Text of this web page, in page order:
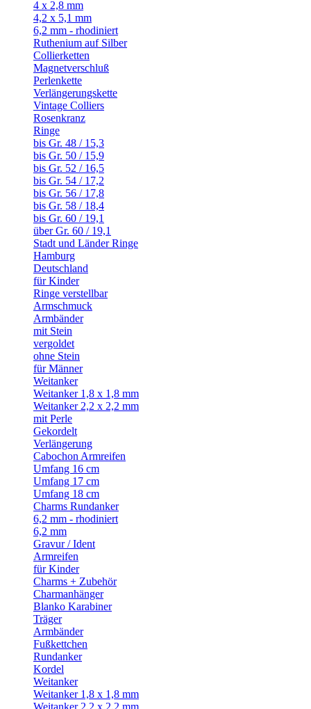
4 x 2,8 mm
4,2 x 5,1 mm
6,2 mm - rhodiniert
Ruthenium auf Silber
Collierketten
Magnetverschluß
Perlenkette
Verlängerungskette
Vintage Colliers
Rosenkranz
Ringe
bis Gr. 48 / 15,3
bis Gr. 50 / 15,9
bis Gr. 52 / 16,5
bis Gr. 54 / 17,2
bis Gr. 56 / 17,8
bis Gr. 58 / 18,4
bis Gr. 60 / 19,1
über Gr. 60 / 19,1
Stadt und Länder Ringe
Hamburg
Deutschland
für Kinder
Ringe verstellbar
Armschmuck
Armbänder
mit Stein
vergoldet
ohne Stein
für Männer
Weitanker
Weitanker 1,8 x 1,8 mm
Weitanker 2,2 x 2,2 mm
mit Perle
Gekordelt
Verlängerung
Cabochon Armreifen
Umfang 16 cm
Umfang 17 cm
Umfang 18 cm
Charms Rundanker
6,2 mm - rhodiniert
6,2 mm
Gravur / Ident
Armreifen
für Kinder
Charms + Zubehör
Charmanhänger
Blanko Karabiner
Träger
Armbänder
Fußkettchen
Rundanker
Kordel
Weitanker
Weitanker 1,8 x 1,8 mm
Weitanker 2,2 x 2,2 mm